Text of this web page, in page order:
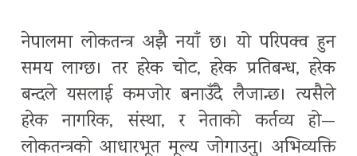
नेपालमा लोकतन्त्र अझै नयाँ छ। यो परिपक्व हुन
समय लाग्छ। तर हरेक चोट, हरेक प्रतिबन्ध, हरेक
बन्दले यसलाई कमजोर बनाउँदै लैजान्छ। त्यसैले
हरेक नागरिक, संस्था, र नेताको कर्तव्य हो—
लोकतन्त्रको आधारभूत मूल्य जोगाउनु। अभिव्यक्ति